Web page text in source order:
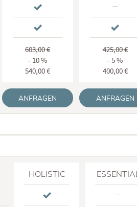
603,00 €
- 10 %
540,00 €
425,00 €
- 5 %
400,00 €
ANFRAGEN ANFRAGEN
HOLISTIC ESSENTIAL